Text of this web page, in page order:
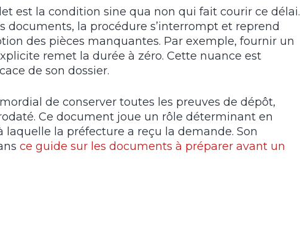
est la condition sine qua non qui fait courir ce délai.
documents, la procédure s’interrompt et reprend
des pièces manquantes. Par exemple, fournir un
remet la durée à zéro. Cette nuance est
de son dossier.
de conserver toutes les preuves de dépôt,
Ce document joue un rôle déterminant en
la préfecture a reçu la demande. Son
ce guide sur les documents à préparer avant un